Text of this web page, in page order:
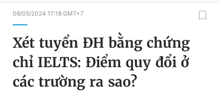
Chuyên mục
Chuyên mục khác
Đổi mật khẩu
Tin đã lưu
08/05/2024 17:18 GMT+7
Xét tuyển ĐH bằng chứng
chỉ IELTS: Điểm quy đổi ở
các trường ra sao?